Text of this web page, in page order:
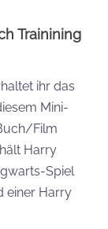
Trainining
ihr das
Mini-
Film
Harry
Spiel
einer Harry